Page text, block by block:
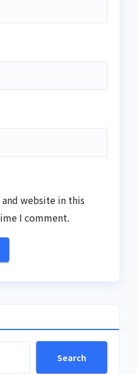
website in this
I comment.
Search